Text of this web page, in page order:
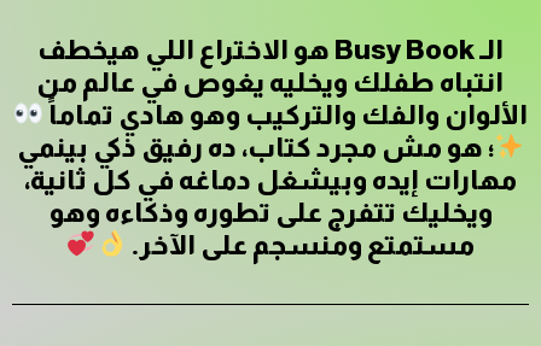
الـ Busy Book هو الاختراع اللي هيخطف
انتباه طفلك ويخليه يغوص في عالم من
الألوان والفك والتركيب وهو هادي تماماً
؛ هو مش مجرد كتاب، ده رفيق ذكي بينمي
مهارات إيده وبيشغل دماغه في كل ثانية،
ويخليك تتفرج على تطوره وذكاءه وهو
مستمتع ومنسجم على الآخر.